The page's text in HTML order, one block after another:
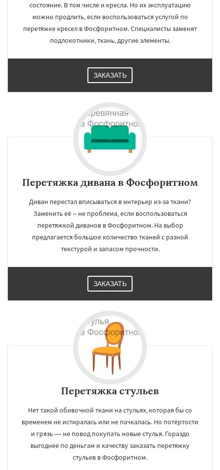
состояние. В том числе и кресла. Но их эксплуатацию
можно продлить, если воспользоваться услугой по
перетяжке кресел в Фосфоритном. Специалисты заменят
подлокотники, ткань, другие элементы.
ЗАКАЗАТЬ
Перетяжка дивана в Фосфоритном
Диван перестал вписываться в интерьер из-за ткани?
Заменить её -- не проблема, если воспользоваться
перетяжкой диванов в Фосфоритном. На выбор
предлагается большое количество тканей с разной
текстурой и запасом прочности.
ЗАКАЗАТЬ
Перетяжка стульев
Нет такой обивочной ткани на стульях, которая бы со
временем не истиралась или не пачкалась. Но потёртости
и грязь — не повод покупать новые стулья. Гораздо
выгоднее по деньгам и качеству заказать перетяжку
стульев в Фосфоритном.